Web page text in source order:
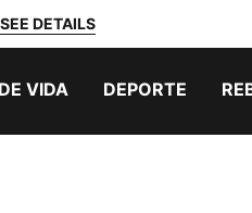
SEE DETAILS
VIDA DEPORTE